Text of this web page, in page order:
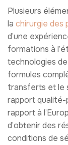
Plusieurs
la chirurgie des
d’une
formations à
technologies
formules
transferts et le
rapport qualité-
rapport à
d’obtenir des
conditions de